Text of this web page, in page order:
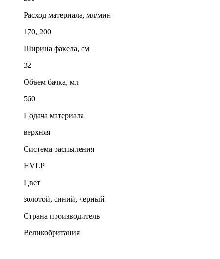
Расход материала, мл/мин
170, 200
Ширина факела, см
32
Объем бачка, мл
560
Подача материала
верхняя
Система распыления
HVLP
Цвет
золотой, синий, черный
Страна производитель
Великобритания